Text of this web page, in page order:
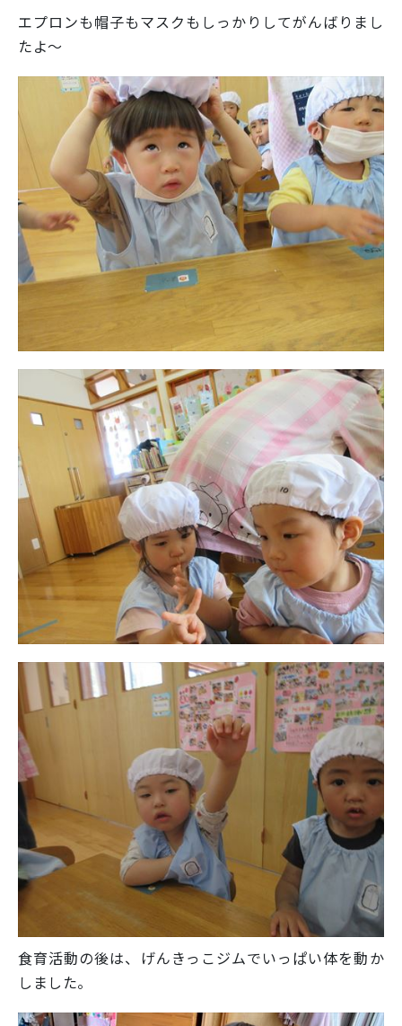
エプロンも帽子もマスクもしっかりしてがんばりまし
たよ～
食育活動の後は、げんきっこジムでいっぱい体を動か
しました。